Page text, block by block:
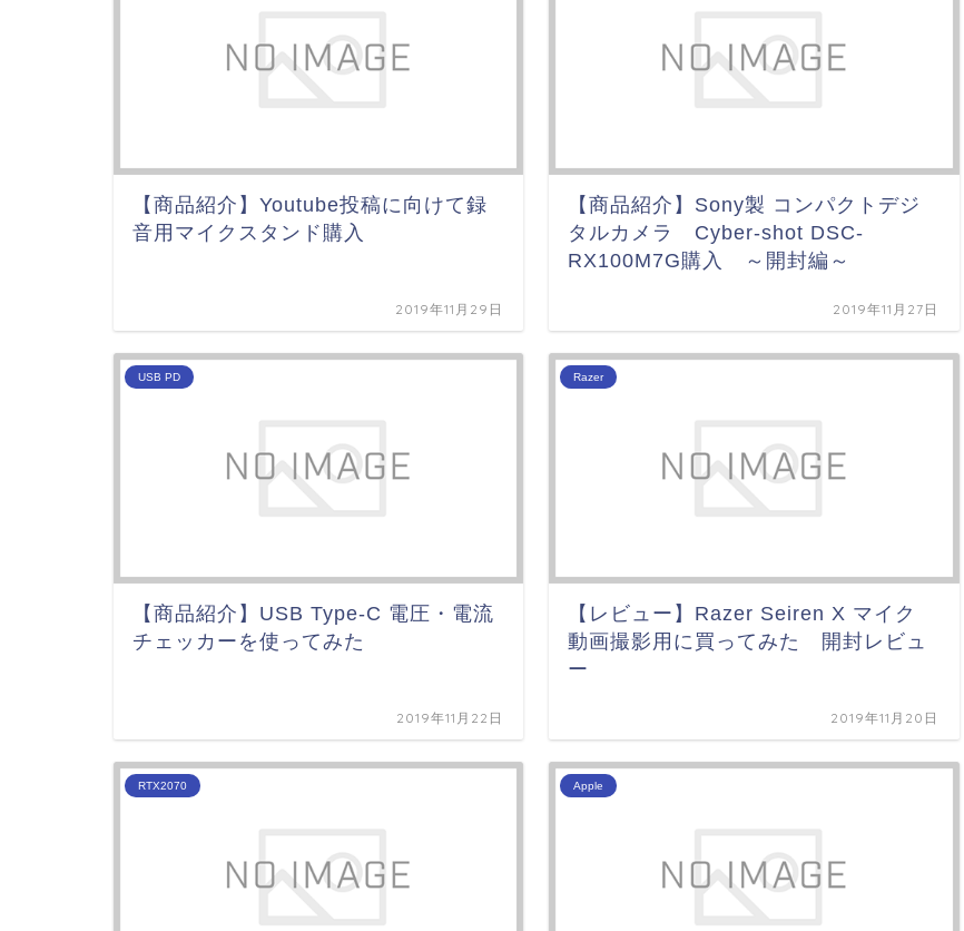
【商品紹介】Youtube投稿に向けて録
音用マイクスタンド購入
2019年11月29日
【商品紹介】Sony製 コンパクトデジ
タルカメラ Cyber-shot DSC-
RX100M7G購入 ～開封編～
2019年11月27日
USB PD
【商品紹介】USB Type-C 電圧・電流
チェッカーを使ってみた
2019年11月22日
Razer
【レビュー】Razer Seiren X マイク
動画撮影用に買ってみた 開封レビュ
ー
2019年11月20日
RTX2070 Apple